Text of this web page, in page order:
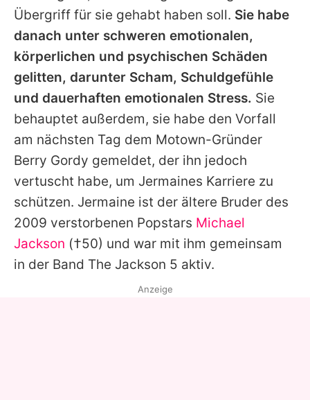
Übergriff für sie gehabt haben soll. Sie habe
danach unter schweren emotionalen,
körperlichen und psychischen Schäden
gelitten, darunter Scham, Schuldgefühle
und dauerhaften emotionalen Stress. Sie
behauptet außerdem, sie habe den Vorfall
am nächsten Tag dem Motown-Gründer
Berry Gordy gemeldet, der ihn jedoch
vertuscht habe, um Jermaines Karriere zu
schützen. Jermaine ist der ältere Bruder des
2009 verstorbenen Popstars Michael
Jackson (†50) und war mit ihm gemeinsam
in der Band The Jackson 5 aktiv.
Anzeige